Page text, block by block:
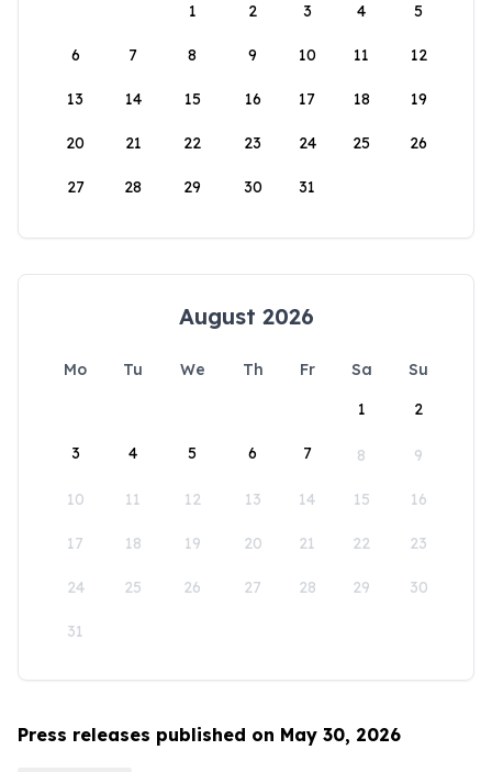
1
2 3 4 5
6 7 8 9 10 11 12
13 14 15 16 17 18 19
20 21 22 23 24 25 26
27 28 29 30 31
August 2026
Mo Tu We Th Fr Sa
Su
1
2
3 4 5 6 7 8 9
10 11 12 13 14 15 16
17 18 19 20 21 22 23
24 25 26 27 28 29 30
31
Press releases published on May 30, 2026